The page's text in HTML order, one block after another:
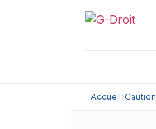
Accueil›Caution